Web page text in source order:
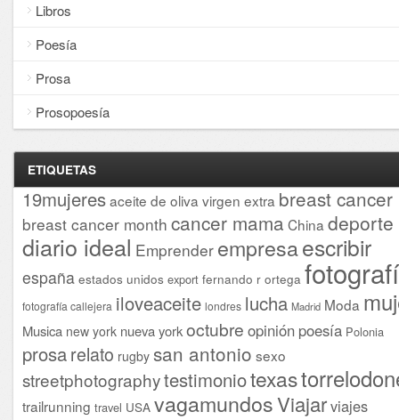
Libros
Poesía
Prosa
Prosopoesía
ETIQUETAS
19mujeresaceite de oliva virgen extra breast cancer
breast cancer month cancer mama China deporte
diario ideal Emprender empresaescribir
españa estados unidos export fernando r ortega
fotografía callejera iloveaceite londres lucha Madrid Moda
Musica new york nueva yorkoctubre opinión poesía Polonia
prosarelato rugby san antonio sexo
streetphotographytestimoniotexas
trailrunning travel USA vagamundosViajarviajes